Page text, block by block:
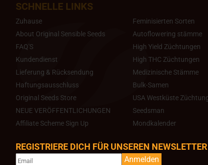
SCHNELLE LINKS
Zuhause
About Original Sensible Seeds
FAQ'S
Kundendienst
Lieferung & Rücksendung
Haftungsausschluss
Original Seeds Store
NEUE VERÖFFENTLICHUNGEN
Affiliate Scheme Sign Up
Feminisierten Sorten
Autoflowering stämme
High Yield Züchtungen
High THC Züchtungen
Medizinische Stämme
Bulk-Samen
USA Westküste
Seedsman
Mondkalender
REGISTRIERE DICH FÜR UNSEREN NEWSLETTER
Anmelden